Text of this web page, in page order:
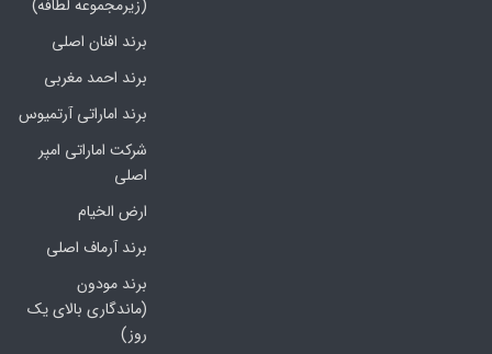
(زیرمجموعه لطافه)
برند افنان اصلی
برند احمد مغربی
برند اماراتی آرتمیوس
شرکت اماراتی امپر
اصلی
ارض الخیام
برند آرماف اصلی
برند مودون
(ماندگاری بالای یک
روز)